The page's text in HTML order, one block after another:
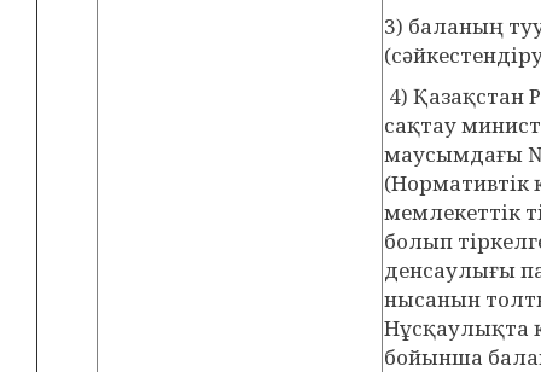
3) баланың
4) Қазақстан
сақтау
маусымдағы
(Нормативтік
мемлекеттік
болып
денсаулығы
нысанын
Нұсқаулықта
бойынша